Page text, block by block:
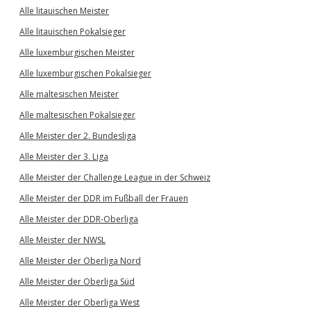
Alle litauischen Meister
Alle litauischen Pokalsieger
Alle luxemburgischen Meister
Alle luxemburgischen Pokalsieger
Alle maltesischen Meister
Alle maltesischen Pokalsieger
Alle Meister der 2. Bundesliga
Alle Meister der 3. Liga
Alle Meister der Challenge League in der Schweiz
Alle Meister der DDR im Fußball der Frauen
Alle Meister der DDR-Oberliga
Alle Meister der NWSL
Alle Meister der Oberliga Nord
Alle Meister der Oberliga Süd
Alle Meister der Oberliga West